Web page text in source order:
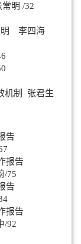
明 /32
明 李四海
机制 张君生
告
报告
75
告
报告
92